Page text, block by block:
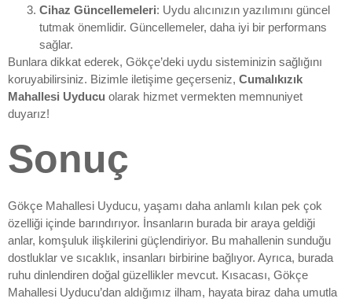
Cihaz Güncellemeleri: Uydu alıcınızın yazılımını güncel
tutmak önemlidir. Güncellemeler, daha iyi bir performans
sağlar.
Bunlara dikkat ederek, Gökçe’deki uydu sisteminizin sağlığını
koruyabilirsiniz. Bizimle iletişime geçerseniz, Cumalıkızık
Mahallesi Uyducu olarak hizmet vermekten memnuniyet
duyarız!
Sonuç
Gökçe Mahallesi Uyducu, yaşamı daha anlamlı kılan pek çok
özelliği içinde barındırıyor. İnsanların burada bir araya geldiği
anlar, komşuluk ilişkilerini güçlendiriyor. Bu mahallenin sunduğu
dostluklar ve sıcaklık, insanları birbirine bağlıyor. Ayrıca, burada
ruhu dinlendiren doğal güzellikler mevcut. Kısacası, Gökçe
Mahallesi Uyducu’dan aldığımız ilham, hayata biraz daha umutla